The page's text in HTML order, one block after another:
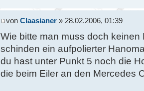
von Claasianer » 28.02.2006, 01:39
Wie bitte man muss doch
schinden ein aufpolierter
du hast unter Punkt 5 noch die
die beim Eiler an den Mercedes